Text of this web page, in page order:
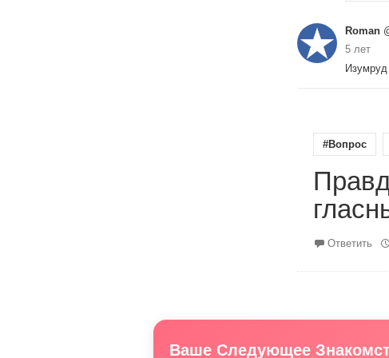
Roman
5 лет
Изумруд
#Вопрос
Ответить
Ваше Следующее